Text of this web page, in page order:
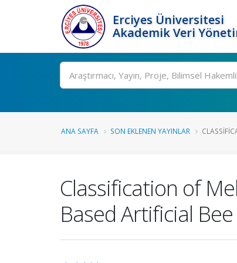
Erciyes Üniversitesi
Akademik Veri
Ara
ANA SAYFA SON EKLENEN YAYINLAR
Classification of
Based Artificial